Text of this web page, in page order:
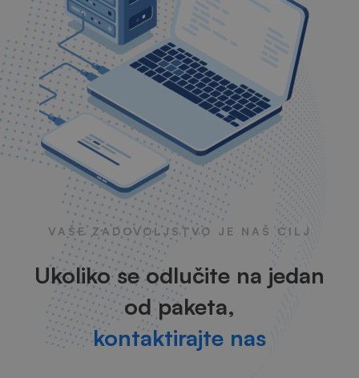
VAŠE ZADOVOLJSTVO JE NAŠ CILJ
Ukoliko se odlučite na jedan
od paketa,
kontaktirajte nas